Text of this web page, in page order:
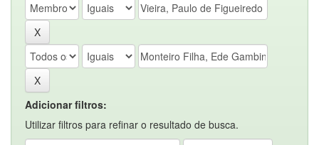
Adicionar filtros:
Utilizar filtros para refinar o resultado de busca.